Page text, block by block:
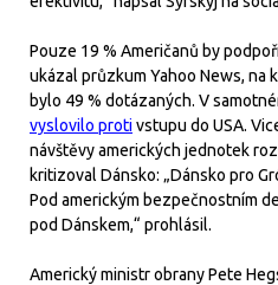
Pouze 19 % Američanů by
ukázal průzkum Yahoo News, na
bylo 49 % dotázaných. V
vyslovilo protivstupu do USA.
návštěvy amerických jednotek
kritizoval Dánsko: „Dánsko pro
Pod americkým bezpečnostním
pod Dánskem,“ prohlásil.
Americký ministr obrany Pete